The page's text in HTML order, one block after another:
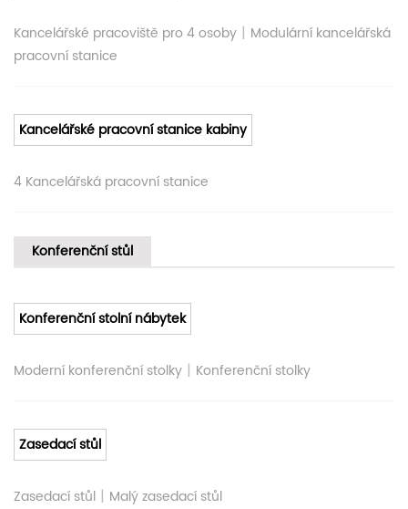
Kancelářské pracoviště pro 4 osoby | Modulární kancelářská
pracovní stanice
Kancelářské pracovní stanice kabiny
4 Kancelářská pracovní stanice
Konferenční stůl
Konferenční stolní nábytek
Moderní konferenční stolky | Konferenční stolky
Zasedací stůl
Zasedací stůl | Malý zasedací stůl